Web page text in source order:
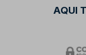
AQUI